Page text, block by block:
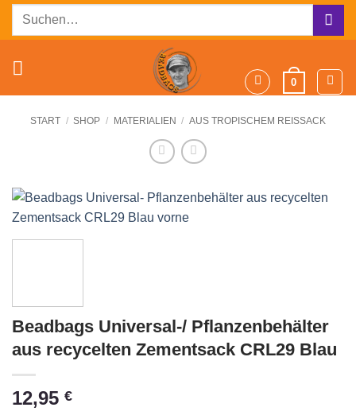
ZumSuchen
0
START / SHOP / MATERIALIEN / AUS TROPISCHEM REISSACK
Beadbags Universal-/ Pflanzenbehälter
aus recycelten Zementsack CRL29 Blau
12,95 €